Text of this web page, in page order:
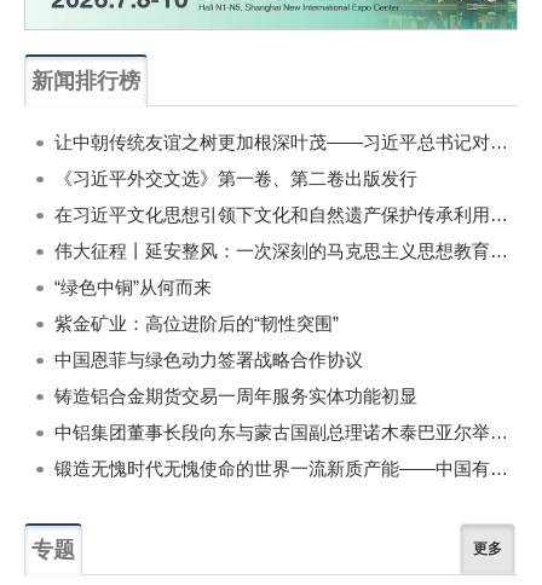
新闻排行榜
让中朝传统友谊之树更加根深叶茂——习近平总书记对朝鲜进行国事访问纪实
《习近平外交文选》第一卷、第二卷出版发行
在习近平文化思想引领下文化和自然遗产保护传承利用工作开创新局面
伟大征程丨延安整风：一次深刻的马克思主义思想教育运动
“绿色中铜”从何而来
紫金矿业：高位进阶后的“韧性突围”
中国恩菲与绿色动力签署战略合作协议
铸造铝合金期货交易一周年服务实体功能初显
中铝集团董事长段向东与蒙古国副总理诺木泰巴亚尔举行会谈
锻造无愧时代无愧使命的世界一流新质产能——中国有色金属工业的战略应对与破局之道（二）
专题 更多